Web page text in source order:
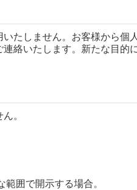
たしません。お客様から個
絡いたします。新たな目的
。
囲で開示する場合。